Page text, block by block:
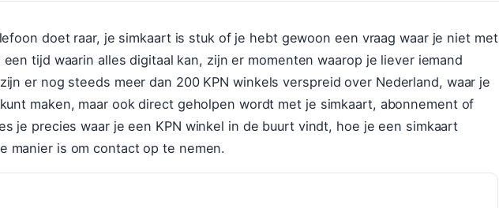
doet raar, je simkaart is stuk of je hebt gewoon een vraag waar je niet met
tijd waarin alles digitaal kan, zijn er momenten waarop je liever iemand
er nog steeds meer dan 200 KPN winkels verspreid over Nederland, waar je
maken, maar ook direct geholpen wordt met je simkaart, abonnement of
je precies waar je een KPN winkel in de buurt vindt, hoe je een simkaart
manier is om contact op te nemen.